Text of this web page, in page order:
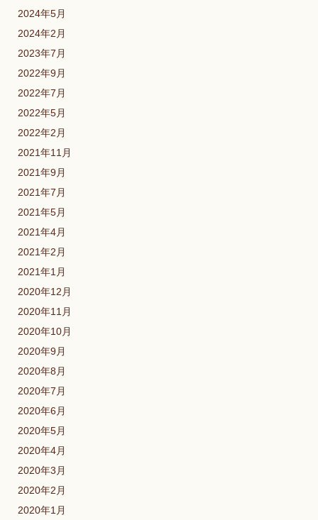
2024年5月
2024年2月
2023年7月
2022年9月
2022年7月
2022年5月
2022年2月
2021年11月
2021年9月
2021年7月
2021年5月
2021年4月
2021年2月
2021年1月
2020年12月
2020年11月
2020年10月
2020年9月
2020年8月
2020年7月
2020年6月
2020年5月
2020年4月
2020年3月
2020年2月
2020年1月